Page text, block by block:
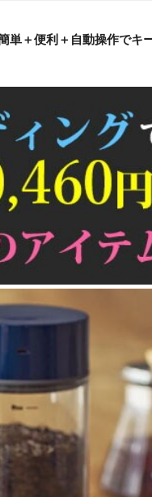
＋便利＋自動操作でキ